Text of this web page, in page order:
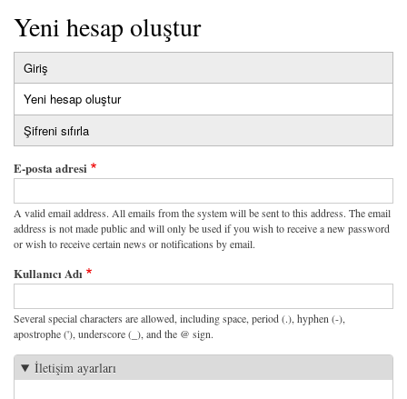
Yeni hesap oluştur
Birincil
sekmeler
Giriş
Yeni hesap oluştur(etkin
sekme)
Şifreni sıfırla
E-posta adresi
A valid email address. All emails from the system will be sent to this address. The email
address is not made public and will only be used if you wish to receive a new password
or wish to receive certain news or notifications by email.
Kullanıcı Adı
Several special characters are allowed, including space, period (.), hyphen (-),
apostrophe ('), underscore (_), and the @ sign.
İletişim ayarları